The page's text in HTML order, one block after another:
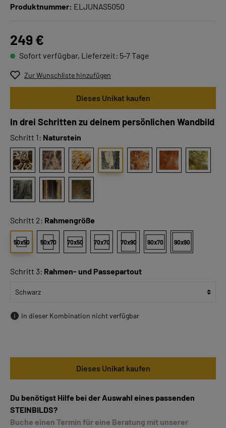
Produktnummer: ELJUNAS5050
249 €
Sofort verfügbar, Lieferzeit: 5-7 Tage
Zur Wunschliste hinzufügen
Dieses Unikat kaufen
In drei Schritten zu deinem persönlichen Wandbild
Schritt 1: Naturstein
Schritt 2: Rahmengröße
50x50 50x70 70x50 70x70 70x90 90x70 90x90
Schritt 3: Rahmen- und Passepartout
In dieser Kombination nicht verfügbar
Dieses Unikat kaufen
Du benötigst Hilfe bei der Auswahl eines passenden
STEINBILDS?
Buche einen Termin für eine Beratung mit unserer